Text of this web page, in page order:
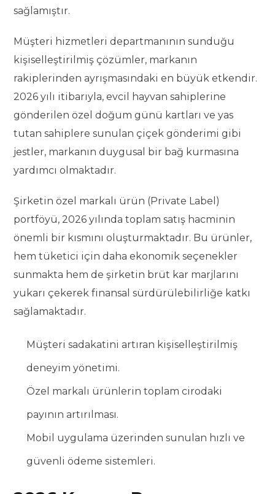
sağlamıştır.
Müşteri hizmetleri departmanının sunduğu
kişiselleştirilmiş çözümler, markanın
rakiplerinden ayrışmasındaki en büyük etkendir.
2026 yılı itibarıyla, evcil hayvan sahiplerine
gönderilen özel doğum günü kartları ve yas
tutan sahiplere sunulan çiçek gönderimi gibi
jestler, markanın duygusal bir bağ kurmasına
yardımcı olmaktadır.
Şirketin özel markalı ürün (Private Label)
portföyü, 2026 yılında toplam satış hacminin
önemli bir kısmını oluşturmaktadır. Bu ürünler,
hem tüketici için daha ekonomik seçenekler
sunmakta hem de şirketin brüt kar marjlarını
yukarı çekerek finansal sürdürülebilirliğe katkı
sağlamaktadır.
Müşteri sadakatini artıran kişiselleştirilmiş
deneyim yönetimi.
Özel markalı ürünlerin toplam cirodaki
payının artırılması.
Mobil uygulama üzerinden sunulan hızlı ve
güvenli ödeme sistemleri.